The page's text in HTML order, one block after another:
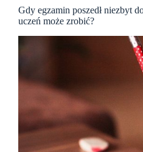
Gdy egzamin poszedł niezbyt
uczeń może zrobić?